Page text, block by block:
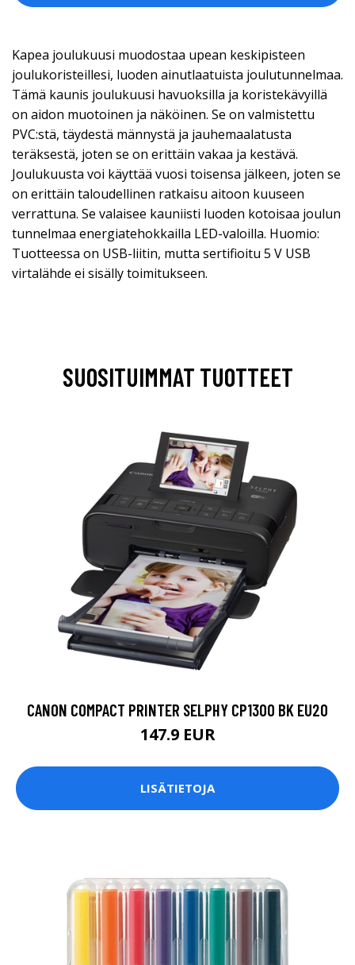
Kapea joulukuusi muodostaa upean keskipisteen
joulukoristeillesi, luoden ainutlaatuista joulutunnelmaa.
Tämä kaunis joulukuusi havuoksilla ja koristekävyillä
on aidon muotoinen ja näköinen. Se on valmistettu
PVC:stä, täydestä männystä ja jauhemaalatusta
teräksestä, joten se on erittäin vakaa ja kestävä.
Joulukuusta voi käyttää vuosi toisensa jälkeen, joten se
on erittäin taloudellinen ratkaisu aitoon kuuseen
verrattuna. Se valaisee kauniisti luoden kotoisaa joulun
tunnelmaa energiatehokkailla LED-valoilla. Huomio:
Tuotteessa on USB-liitin, mutta sertifioitu 5 V USB
virtalähde ei sisälly toimitukseen.
SUOSITUIMMAT TUOTTEET
CANON COMPACT PRINTER SELPHY CP1300 BK EU20
147.9 EUR
LISÄTIETOJA